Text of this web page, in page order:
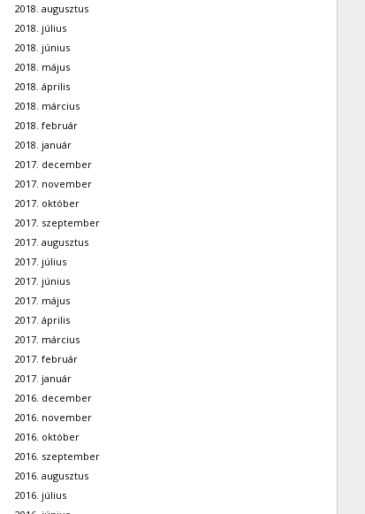
2018. augusztus
2018. július
2018. június
2018. május
2018. április
2018. március
2018. február
2018. január
2017. december
2017. november
2017. október
2017. szeptember
2017. augusztus
2017. július
2017. június
2017. május
2017. április
2017. március
2017. február
2017. január
2016. december
2016. november
2016. október
2016. szeptember
2016. augusztus
2016. július